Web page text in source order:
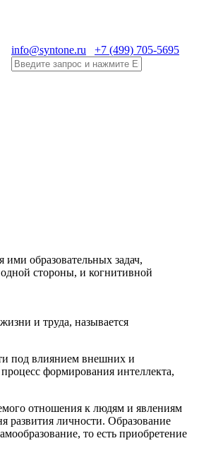
info@syntone.ru +7 (499) 705-5695
образовательных задач,
стороны, и когнитивной
и труда, называется
под влиянием внешних и
формирования интеллекта,
отношения к людям и явлениям
развития личности. Образование
то есть приобретение